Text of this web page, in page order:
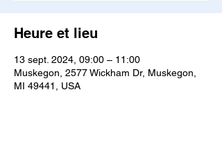
Heure et lieu
13 sept. 2024, 09:00 – 11:00
Muskegon, 2577 Wickham Dr, Muskegon,
MI 49441, USA